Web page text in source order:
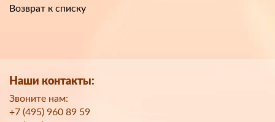
Возврат к списку
Наши контакты:
Звоните нам:
+7 (495) 960 89 59